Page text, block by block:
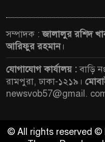
সম্পাদক :জালালুর রশিদ
আরিফুর রহমান।
যোগাযোগ কার্যালয় :বাড়ি
রামপুরা, ঢাকা-১২১৯।
newsvob57@gmail.
© All rights reserved ©